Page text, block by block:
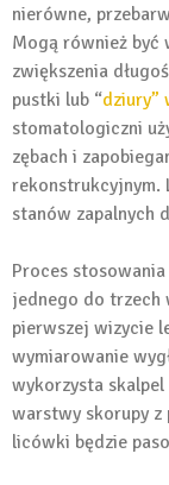
nierówne,
Mogą również być
zwiększenia
pustki lub “dziury”
stomatologiczni
zębach i
rekonstrukcyjnym.
stanów zapalnych
Proces
jednego do trzech
pierwszej wizycie
wymiarowanie
wykorzysta
warstwy skorupy z
licówki będzie